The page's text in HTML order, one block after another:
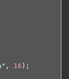
, 16 ) ;